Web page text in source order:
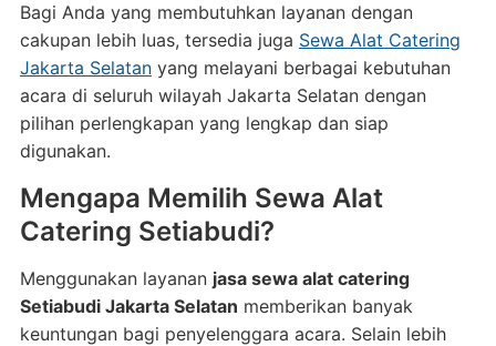
Bagi Anda yang membutuhkan layanan dengan
cakupan lebih luas, tersedia juga Sewa Alat Catering
Jakarta Selatanyang melayani berbagai kebutuhan
acara di seluruh wilayah Jakarta Selatan dengan
pilihan perlengkapan yang lengkap dan siap
digunakan.
Mengapa Memilih Sewa Alat
Catering Setiabudi?
Menggunakan layanan jasa sewa alat catering
Setiabudi Jakarta Selatan memberikan banyak
keuntungan bagi penyelenggara acara. Selain lebih